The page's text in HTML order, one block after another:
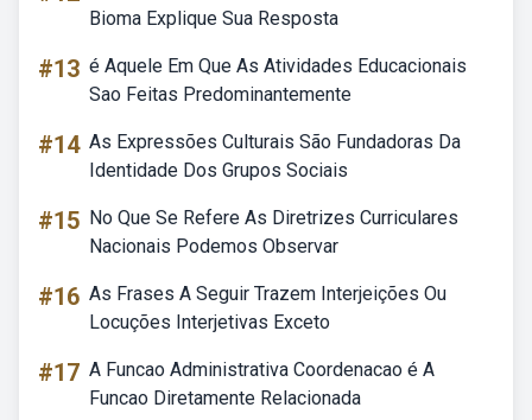
Bioma Explique Sua Resposta
#13 é Aquele Em Que As Atividades Educacionais
Sao Feitas Predominantemente
#14 As Expressões Culturais São Fundadoras Da
Identidade Dos Grupos Sociais
#15 No Que Se Refere As Diretrizes Curriculares
Nacionais Podemos Observar
#16 As Frases A Seguir Trazem Interjeições Ou
Locuções Interjetivas Exceto
#17 A Funcao Administrativa Coordenacao é A
Funcao Diretamente Relacionada